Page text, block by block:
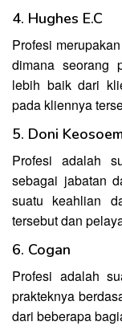
4. Hughes E.C
Profesi
dimana seorang
lebih baik dari
pada kliennya
5. Doni
Profesi adalah
sebagai jabatan
suatu keahlian
tersebut dan
6. Cogan
Profesi adalah
prakteknya
dari beberapa